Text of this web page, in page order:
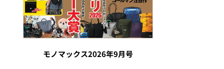
モノマックス2026年9月号